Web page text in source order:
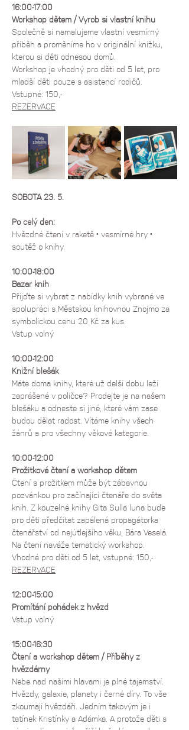
16:00-17:00
Workshop dětem / Vyrob si vlastní knihu
Společně si namalujeme vlastní vesmírný
příběh a proměníme ho v originální knížku,
kterou si děti odnesou domů.
Workshop je vhodný pro děti od 5 let, pro
mladší děti pouze s asistencí rodičů.
Vstupné: 150,-
REZERVACE
SOBOTA 23. 5.
Po celý den:
Hvězdné čtení v raketě • vesmírné hry •
soutěž o knihy.
10:00-18:00
Bazar knih
Přijďte si vybrat z nabídky knih vybrané ve
spolupráci s Městskou knihovnou Znojmo za
symbolickou cenu 20 Kč za kus.
Vstup volný
10:00-12:00
Knižní blešák
Máte doma knihy, které už delší dobu leží
zaprášené v poličce? Prodejte je na našem
blešáku a odneste si jiné, které vám zase
budou dělat radost. Vítáme knihy všech
žánrů a pro všechny věkové kategorie.
10:00-12:00
Prožitkové čtení a workshop dětem
Čtení s prožitkem může být zábavnou
pozvánkou pro začínající čtenáře do světa
knih. Z kouzelné knihy Gita Sulla luna bude
pro děti předčítat zapálená propagátorka
čtenářství od nejútlejšího věku, Bára Veselá.
Na čtení naváže tematický workshop.
Vhodné pro děti od 5 let, vstupné: 150,-
REZERVACE
12:00-15:00
Promítání pohádek z hvězd
Vstup volný
15:00-16:30
Čtení a workshop dětem / Příběhy z
hvězdárny
Nebe nad našimi hlavami je plné tajemství.
Hvězdy, galaxie, planety i černé díry. To vše
zkoumají hvězdáři. Jedním takovým je i
tatínek Kristínky a Adámka. A protože děti s